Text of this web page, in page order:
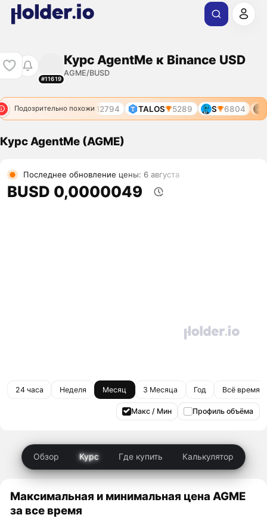
#11619
Курс AgentMe к Binance USD
AGME/BUSD
Подозрительно похожи
9262 AGENT4X 12794 TALOS 5289 S 6804
Курс AgentMe (AGME)
Последнее обновление цены: 6 августа
BUSD 0,0000049
24 часа Неделя Месяц 3 Месяца Год Всё время
Макс / Мин Профиль объёма
Обзор Курс Где купить Калькулятор
Максимальная и минимальная цена AGME
за все время